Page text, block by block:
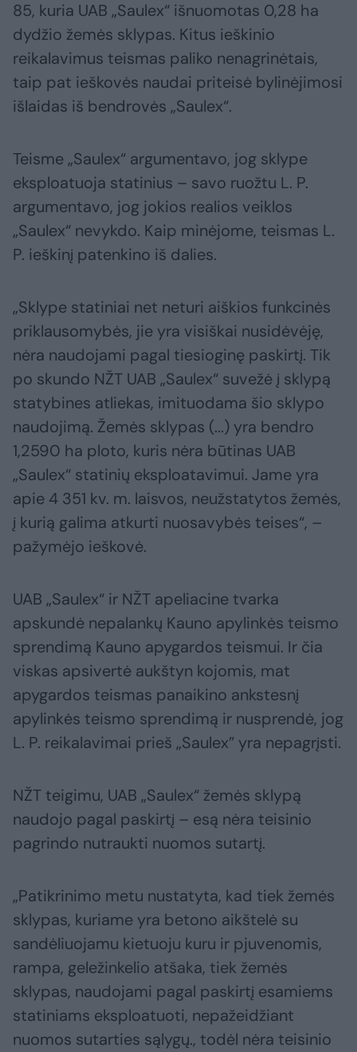
85, kuria UAB „Saulex“ išnuomotas 0,28 ha
dydžio žemės sklypas. Kitus ieškinio
reikalavimus teismas paliko nenagrinėtais,
taip pat ieškovės naudai priteisė bylinėjimosi
išlaidas iš bendrovės „Saulex“.
Teisme „Saulex“ argumentavo, jog sklype
eksploatuoja statinius – savo ruožtu L. P.
argumentavo, jog jokios realios veiklos
„Saulex“ nevykdo. Kaip minėjome, teismas L.
P. ieškinį patenkino iš dalies.
„Sklype statiniai net neturi aiškios funkcinės
priklausomybės, jie yra visiškai nusidėvėję,
nėra naudojami pagal tiesioginę paskirtį. Tik
po skundo NŽT UAB „Saulex“ suvežė į sklypą
statybines atliekas, imituodama šio sklypo
naudojimą. Žemės sklypas (...) yra bendro
1,2590 ha ploto, kuris nėra būtinas UAB
„Saulex“ statinių eksploatavimui. Jame yra
apie 4 351 kv. m. laisvos, neužstatytos žemės,
į kurią galima atkurti nuosavybės teises“, –
pažymėjo ieškovė.
UAB „Saulex“ ir NŽT apeliacine tvarka
apskundė nepalankų Kauno apylinkės teismo
sprendimą Kauno apygardos teismui. Ir čia
viskas apsivertė aukštyn kojomis, mat
apygardos teismas panaikino ankstesnį
apylinkės teismo sprendimą ir nusprendė, jog
L. P. reikalavimai prieš „Saulex” yra nepagrįsti.
NŽT teigimu, UAB „Saulex“ žemės sklypą
naudojo pagal paskirtį – esą nėra teisinio
pagrindo nutraukti nuomos sutartį.
„Patikrinimo metu nustatyta, kad tiek žemės
sklypas, kuriame yra betono aikštelė su
sandėliuojamu kietuoju kuru ir pjuvenomis,
rampa, geležinkelio atšaka, tiek žemės
sklypas, naudojami pagal paskirtį esamiems
statiniams eksploatuoti, nepažeidžiant
nuomos sutarties sąlygų., todėl nėra teisinio